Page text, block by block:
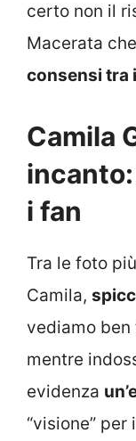
certo non il
Macerata
consensi tra
Camila
i fan
Tra le foto
Camila,
vediamo
mentre
evidenza
“visione”